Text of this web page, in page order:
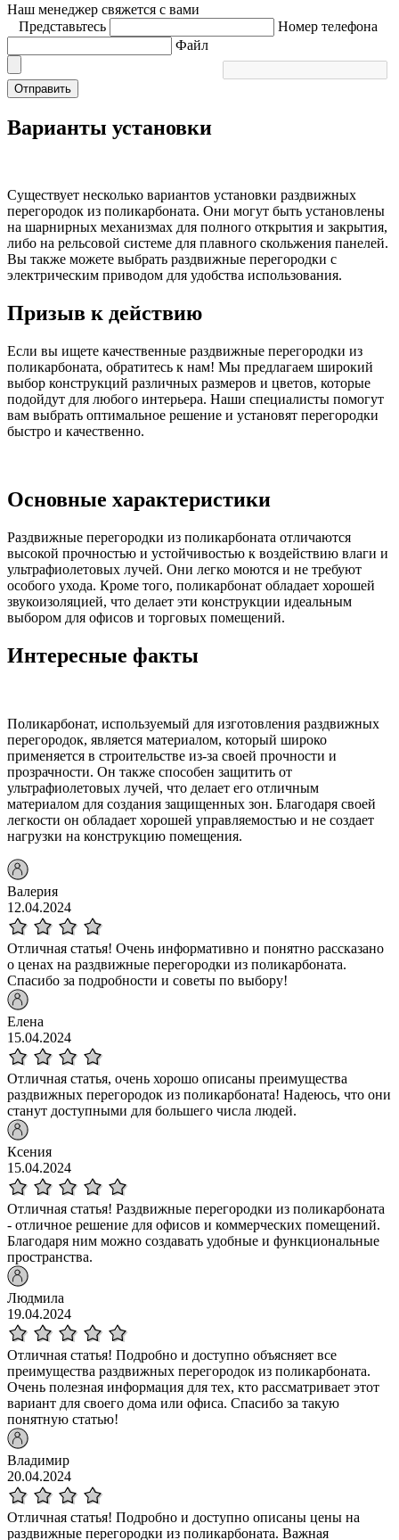
Наш менеджер свяжется с вами
Представьтесь
Номер телефона
Файл
Отправить
Варианты установки
Существует несколько вариантов установки раздвижных
перегородок из поликарбоната. Они могут быть установлены
на шарнирных механизмах для полного открытия и закрытия,
либо на рельсовой системе для плавного скольжения панелей.
Вы также можете выбрать раздвижные перегородки с
электрическим приводом для удобства использования.
Призыв к действию
Если вы ищете качественные раздвижные перегородки из
поликарбоната, обратитесь к нам! Мы предлагаем широкий
выбор конструкций различных размеров и цветов, которые
подойдут для любого интерьера. Наши специалисты помогут
вам выбрать оптимальное решение и установят перегородки
быстро и качественно.
Основные характеристики
Раздвижные перегородки из поликарбоната отличаются
высокой прочностью и устойчивостью к воздействию влаги и
ультрафиолетовых лучей. Они легко моются и не требуют
особого ухода. Кроме того, поликарбонат обладает хорошей
звукоизоляцией, что делает эти конструкции идеальным
выбором для офисов и торговых помещений.
Интересные факты
Поликарбонат, используемый для изготовления раздвижных
перегородок, является материалом, который широко
применяется в строительстве из-за своей прочности и
прозрачности. Он также способен защитить от
ультрафиолетовых лучей, что делает его отличным
материалом для создания защищенных зон. Благодаря своей
легкости он обладает хорошей управляемостью и не создает
нагрузки на конструкцию помещения.
Валерия
12.04.2024
Отличная статья! Очень информативно и понятно рассказано
о ценах на раздвижные перегородки из поликарбоната.
Спасибо за подробности и советы по выбору!
Елена
15.04.2024
Отличная статья, очень хорошо описаны преимущества
раздвижных перегородок из поликарбоната! Надеюсь, что они
станут доступными для большего числа людей.
Ксения
15.04.2024
Отличная статья! Раздвижные перегородки из поликарбоната
- отличное решение для офисов и коммерческих помещений.
Благодаря ним можно создавать удобные и функциональные
пространства.
Людмила
19.04.2024
Отличная статья! Подробно и доступно объясняет все
преимущества раздвижных перегородок из поликарбоната.
Очень полезная информация для тех, кто рассматривает этот
вариант для своего дома или офиса. Спасибо за такую
понятную статью!
Владимир
20.04.2024
Отличная статья! Подробно и доступно описаны цены на
раздвижные перегородки из поликарбоната. Важная